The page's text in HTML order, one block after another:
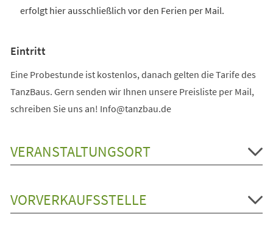
erfolgt hier ausschließlich vor den Ferien per Mail.
Eintritt
Eine Probestunde ist kostenlos, danach gelten die Tarife des
TanzBaus. Gern senden wir Ihnen unsere Preisliste per Mail,
schreiben Sie uns an! Info@tanzbau.de
VERANSTALTUNGSORT
VORVERKAUFSSTELLE